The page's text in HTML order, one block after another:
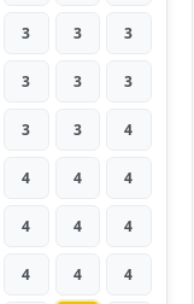
3 3 3
3 3 3
3 3 4
4 4 4
4 4 4
4 4 4